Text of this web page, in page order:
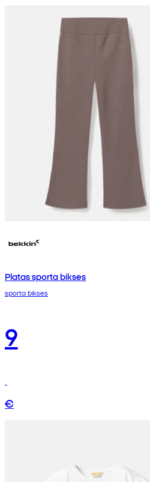
Platas sporta bikses
sporta bikses
9
€